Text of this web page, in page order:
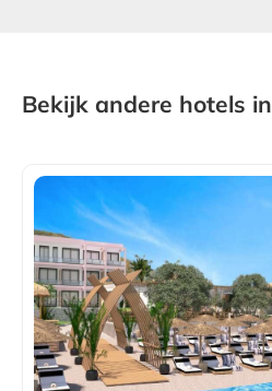
Bekijk andere hotels in